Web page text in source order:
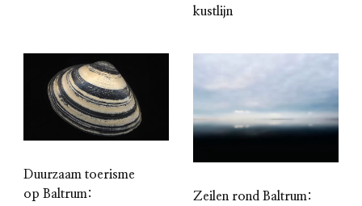
kustlijn
Duurzaam toerisme
op Baltrum:
Zeilen rond Baltrum: